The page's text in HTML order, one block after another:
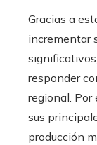
Gracias a
incrementar
responder
regional. Por
sus
producción